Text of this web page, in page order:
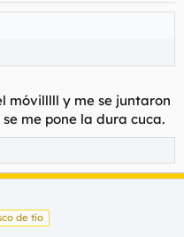
y me se juntaron
me pone la dura cuca.
de tío